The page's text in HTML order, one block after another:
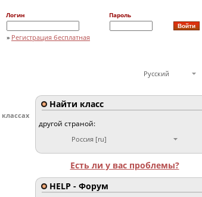
Логин Пароль
» Регистрация бесплатная
Русский
классах
Найти класс
другой страной:
Россия [ru]
Есть ли у вас проблемы?
HELP - Форум